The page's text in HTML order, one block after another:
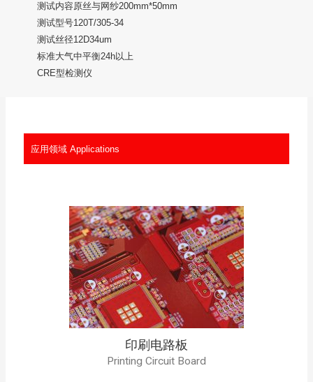
测试内容原丝与网纱200mm*50mm
测试型号120T/305-34
测试丝径12D34um
标准大气中平衡24h以上
CRE型检测仪
应用领域 Applications
印刷电路板
Printing Circuit Board